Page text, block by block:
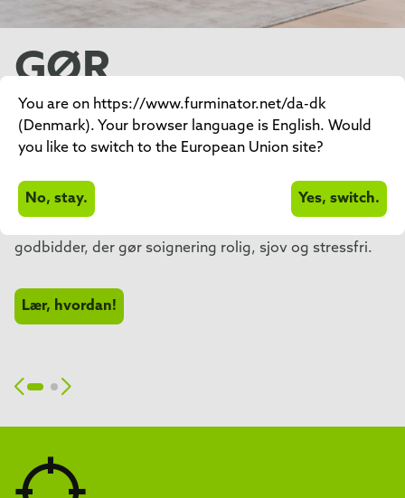
GØR
SOIGNERING TIL
TRYGHED
Har du svært ved at soignere din hund? Udforsk enkle
godbidder, der gør soignering rolig, sjov og stressfri.
Lær, hvordan!
LAD IKKE
DYREHÅR
OVERTAGE DIT
HJEM
FURminator® er en samling af førsteklasses redskaber
Gå på opdagelse
You are on https://www.furminator.net/da-dk
(Denmark). Your browser language is English. Would
you like to switch to the European Union site?
No, stay. Yes, switch.